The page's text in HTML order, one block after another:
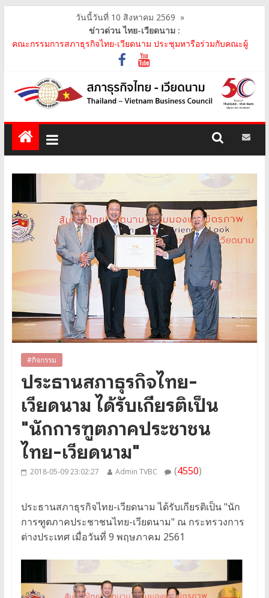
วันนี้วันที่ 10 สิงหาคม 2569 »
ข่าวด่วน ไทย-เวียดนาม :
คณะกรรมการสภาธุรกิจไทย-เวียดนาม ประชุมหารือร่วมกับคณะผู้
แทนภาครัฐเวียดนาม จากคณะกรรมการประชาชน กรุงฮ..
คณะกรรมการสภาธุรกิจไทย-เวียดนาม เข้าร่วมงานวันคล้ายวัน
สถาปนา บริษัท ห้องปฏิบัติการกลาง (ประเทศไทย) จ..
สภาธุรกิจไทย-เวียดนาม เข้าร่วมงานสัมมนา "Investment and
Trade Promotion of Thanh Hoa Province for Th..
คณะกรรมการสภาธุรกิจไทย-เวียดนามร่วมคณะนายกรัฐมนตรีเยือน
เวียดนาม อย่างเป็นทางการ เสริมสร้างความร่วมมื..
คณะกรรมการสภาธุรกิจไทย-เวียดนาม เข้าร่วมประชุมหารือคณะรัฐ
#กิจกรรม
ประธานสภาธุรกิจไทย-
เวียดนาม ได้รับเกียรติเป็น
"นักการฑูตภาคประชาชน
ไทย-เวียดนาม"
2018-05-09 23:02:27 Admin TVBC (4550)
ประธานสภาธุรกิจไทย-เวียดนาม ได้รับเกียรติเป็น "นัก
การฑูตภาคประชาชนไทย-เวียดนาม" ณ กระทรวงการ
ต่างประเทศ เมื่อวันที่ 9 พฤษภาคม 2561